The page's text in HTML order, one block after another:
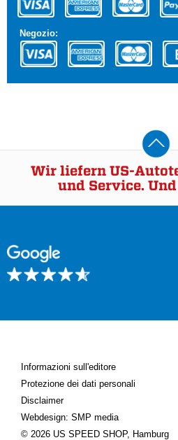
Negozio:
Wir liefern US-
und Service.
Informazioni sull'editore
Protezione dei dati personali
Disclaimer
Webdesign: SMP media
© 2026 US SPEED SHOP, Hamburg